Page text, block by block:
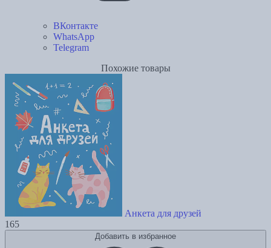
ВКонтакте
WhatsApp
Telegram
Похожие товары
Анкета для друзей
165
Добавить в избранное